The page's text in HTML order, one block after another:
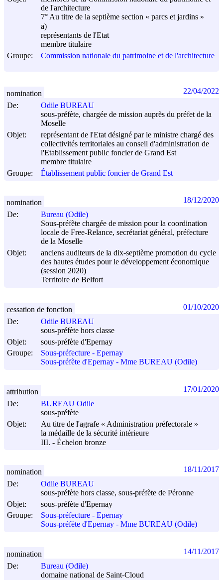
de l'architecture
7° Au titre de la septième section « parcs et jardins »
a)
représentants de l'Etat
membre titulaire
Groupe:
Commission nationale du patrimoine et de l'architecture
De:
Odile BUREAU
sous-préfète, chargée de mission auprès du préfet de la
Moselle
Objet:
représentant de l'Etat désigné par le ministre chargé des
collectivités territoriales au conseil d'administration de
l'Etablissement public foncier de Grand Est
membre titulaire
Groupe:
Établissement public foncier de Grand Est
nomination 22/04/2022
De:
Bureau (Odile)
Sous-préfète chargée de mission pour la coordination
locale de Free-Relance, secrétariat général, préfecture
de la Moselle
Objet:
anciens auditeurs de la dix-septième promotion du cycle
des hautes études pour le développement économique
(session 2020)
Territoire de Belfort
nomination 18/12/2020
De:
Odile BUREAU
sous-préfète hors classe
Objet:
sous-préfète d'Epernay
Groupe:
Sous-préfecture - Epernay
Sous-préfète d'Epernay - Mme BUREAU (Odile)
cessation de fonction 01/10/2020
De:
BUREAU Odile
sous-préfète
Objet:
Au titre de l'agrafe « Administration préfectorale »
la médaille de la sécurité intérieure
III. - Échelon bronze
attribution 17/01/2020
De:
Odile BUREAU
sous-préfète hors classe, sous-préfète de Péronne
Objet:
sous-préfète d'Epernay
Groupe:
Sous-préfecture - Epernay
Sous-préfète d'Epernay - Mme BUREAU (Odile)
nomination 18/11/2017
De:
Bureau (Odile)
domaine national de Saint-Cloud
nomination 14/11/2017